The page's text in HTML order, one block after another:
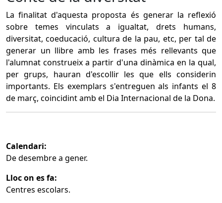
La finalitat d'aquesta proposta és generar la reflexió
sobre temes vinculats a igualtat, drets humans,
diversitat, coeducació, cultura de la pau, etc, per tal de
generar un llibre amb les frases més rellevants que
l'alumnat construeix a partir d'una dinàmica en la qual,
per grups, hauran d'escollir les que ells considerin
importants. Els exemplars s'entreguen als infants el 8
de març, coincidint amb el Dia Internacional de la Dona.
Calendari:
De desembre a gener.
Lloc on es fa:
Centres escolars.